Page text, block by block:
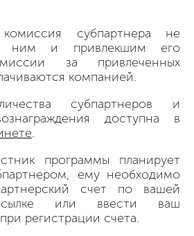
субпартнера не
ним и привлекшим его
за привлеченных
компанией.
субпартнеров и
доступна в
.
программы планирует
ему необходимо
счет по вашей
или ввести ваш
регистрации счета.